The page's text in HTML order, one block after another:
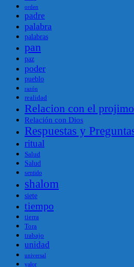
orden
padre
palabra
palabras
pan
paz
poder
pueblo
razón
realidad
Relacion con el projimo
Relación con Dios
Respuestas y
ritual
Salud
Salud
sentido
shalom
siete
tiempo
tierra
Tora
trabajo
unidad
universal
valor